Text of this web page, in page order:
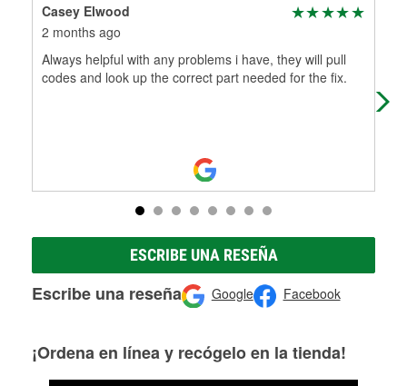
Casey Elwood
2 months ago
Always helpful with any problems i have, they will pull
codes and look up the correct part needed for the fix.
ESCRIBE UNA RESEÑA
Escribe una reseña Google Facebook
¡Ordena en línea y recógelo en la tienda!